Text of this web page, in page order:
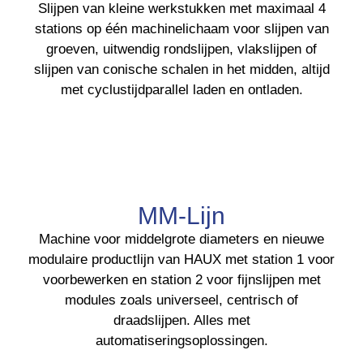
Slijpen van kleine werkstukken met maximaal 4
stations op één machinelichaam voor slijpen van
groeven, uitwendig rondslijpen, vlakslijpen of
slijpen van conische schalen in het midden, altijd
met cyclustijdparallel laden en ontladen.
MM-Lijn
Machine voor middelgrote diameters en nieuwe
modulaire productlijn van HAUX met station 1 voor
voorbewerken en station 2 voor fijnslijpen met
modules zoals universeel, centrisch of
draadslijpen. Alles met
automatiseringsoplossingen.